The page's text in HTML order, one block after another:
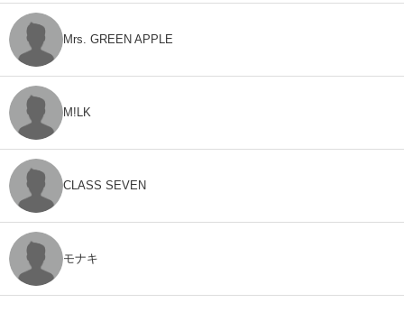
Mrs. GREEN APPLE
M!LK
CLASS SEVEN
モナキ